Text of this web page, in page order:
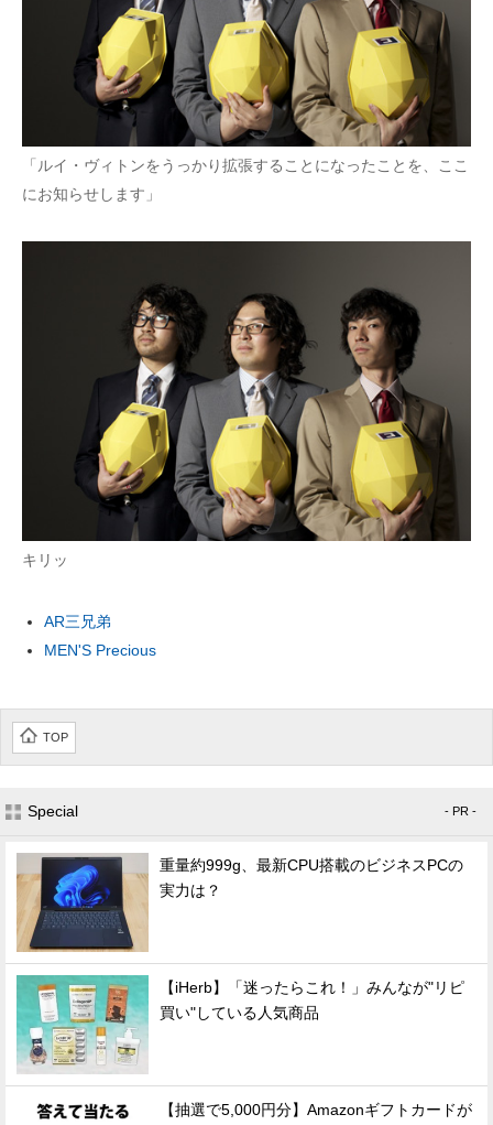
「ルイ・ヴィトンをうっかり拡張することになったことを、ここ
にお知らせします」
キリッ
AR三兄弟
MEN'S Precious
TOP
Special - PR -
重量約999g、最新CPU搭載のビジネスPCの
実力は？
【iHerb】「迷ったらこれ！」みんなが"リピ
買い"している人気商品
【抽選で5,000円分】Amazonギフトカードが